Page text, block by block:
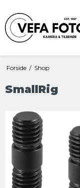
Forside / Shop
SmallRig